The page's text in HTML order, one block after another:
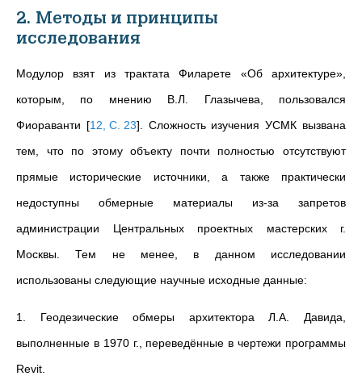
2. Методы и принципы
исследования
Модулор взят из трактата Филарете «Об архитектуре»,
которым, по мнению В.Л. Глазычева, пользовался
Фиораванти [12, С. 23] . Сложность изучения УСМК вызвана
тем, что по этому объекту почти полностью отсутствуют
прямые исторические источники, а также практически
недоступны обмерные материалы из-за запретов
администрации Центральных проектных мастерских г.
Москвы. Тем не менее, в данном исследовании
использованы следующие научные исходные данные:
1. Геодезические обмеры архитектора Л.А. Давида,
выполненные в 1970 г., переведённые в чертежи программы
Revit.